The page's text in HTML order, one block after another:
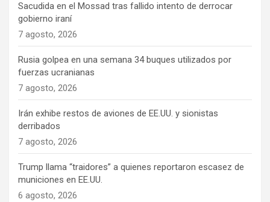
Sacudida en el Mossad tras fallido intento de derrocar
gobierno iraní
7 agosto, 2026
Rusia golpea en una semana 34 buques utilizados por
fuerzas ucranianas
7 agosto, 2026
Irán exhibe restos de aviones de EE.UU. y sionistas
derribados
7 agosto, 2026
Trump llama “traidores” a quienes reportaron escasez de
municiones en EE.UU.
6 agosto, 2026